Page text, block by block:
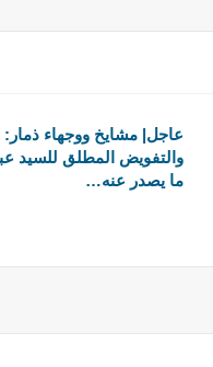
عاجل| مشايخ ووجهاء ذمار:
والتفويض المطلق للسيد
ما يصدر عنه…